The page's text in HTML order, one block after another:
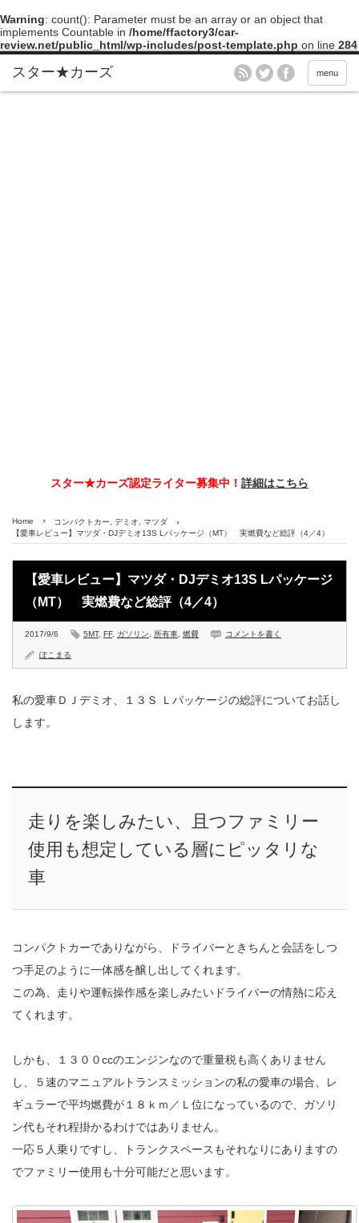
Warning: count(): Parameter must be an array or an object that
implements Countable in /home/ffactory3/car-
review.net/public_html/wp-includes/post-template.php on line 284
menu
スター★カーズ認定ライター募集中！ 詳細はこちら
Home コンパクトカー デミオ
マツダ
【愛車レビュー】マツダ・DJデミオ13S Lパッケージ（MT） 実燃費など総評（4／4）
【愛車レビュー】マツダ・DJデミオ13S Lパッケージ
（MT） 実燃費など総評（4／4）
2017/9/6 5MT, FF, ガソリン 所有車 燃費 コメントを書く
ぽこまる
私の愛車ＤＪデミオ、１３Ｓ Ｌパッケージの総評についてお話し
します。
走りを楽しみたい、且つファミリー
使用も想定している層にピッタリな
車
コンパクトカーでありながら、ドライバーときちんと会話をしつ
つ手足のように一体感を醸し出してくれます。
この為、走りや運転操作感を楽しみたいドライバーの情熱に応え
てくれます。
しかも、１３００ccのエンジンなので重量税も高くありません
し、５速のマニュアルトランスミッションの私の愛車の場合、レ
ギュラーで平均燃費が１８ｋｍ／Ｌ位になっているので、ガソリ
ン代もそれ程掛かるわけではありません。
一応５人乗りですし、トランクスペースもそれなりにありますの
でファミリー使用も十分可能だと思います。